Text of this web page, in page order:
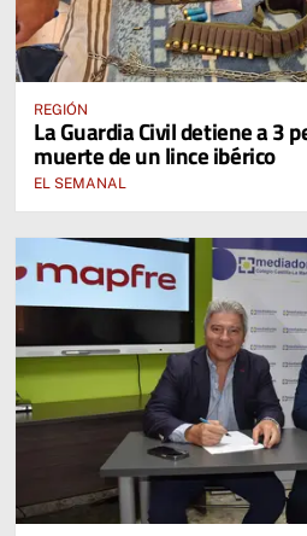
REGIÓN
La Guardia Civil detiene a 3
muerte de un lince ibérico
EL SEMANAL